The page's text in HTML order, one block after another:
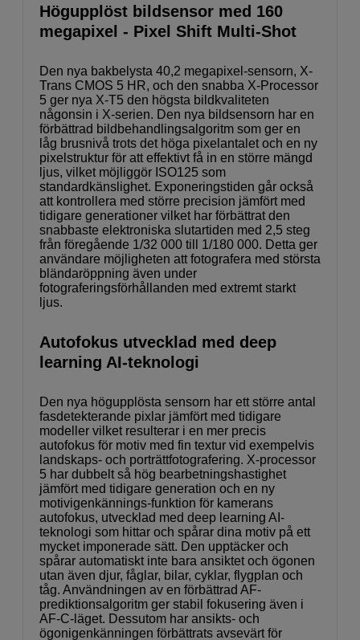
Högupplöst bildsensor med 160
megapixel - Pixel Shift Multi-Shot
Den nya bakbelysta 40,2 megapixel-sensorn, X-
Trans CMOS 5 HR, och den snabba X-Processor
5 ger nya X-T5 den högsta bildkvaliteten
någonsin i X-serien. Den nya bildsensorn har en
förbättrad bildbehandlingsalgoritm som ger en
låg brusnivå trots det höga pixelantalet och en ny
pixelstruktur för att effektivt få in en större mängd
ljus, vilket möjliggör ISO125 som
standardkänslighet. Exponeringstiden går också
att kontrollera med större precision jämfört med
tidigare generationer vilket har förbättrat den
snabbaste elektroniska slutartiden med 2,5 steg
från föregående 1/32 000 till 1/180 000. Detta ger
användare möjligheten att fotografera med största
bländaröppning även under
fotograferingsförhållanden med extremt starkt
ljus.
Autofokus utvecklad med deep
learning AI-teknologi
Den nya högupplösta sensorn har ett större antal
fasdetekterande pixlar jämfört med tidigare
modeller vilket resulterar i en mer precis
autofokus för motiv med fin textur vid exempelvis
landskaps- och porträttfotografering. X-processor
5 har dubbelt så hög bearbetningshastighet
jämfört med tidigare generation och en ny
motivigenkännings-funktion för kamerans
autofokus, utvecklad med deep learning AI-
teknologi som hittar och spårar dina motiv på ett
mycket imponerade sätt. Den upptäcker och
spårar automatiskt inte bara ansiktet och ögonen
utan även djur, fåglar, bilar, cyklar, flygplan och
tåg. Användningen av en förbättrad AF-
prediktionsalgoritm ger stabil fokusering även i
AF-C-läget. Dessutom har ansikts- och
ögonigenkänningen förbättrats avsevärt för